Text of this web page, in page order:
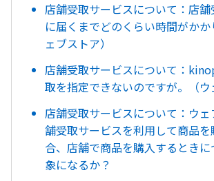
店舗受取サービスについて：店
に届くまでどのくらい時間がか
ェブストア）
店舗受取サービスについて：
取を指定できないのですが。（ウ
店舗受取サービスについて：ウ
舗受取サービスを利用して商品
合、店舗で商品を購入するとき
象になるか？